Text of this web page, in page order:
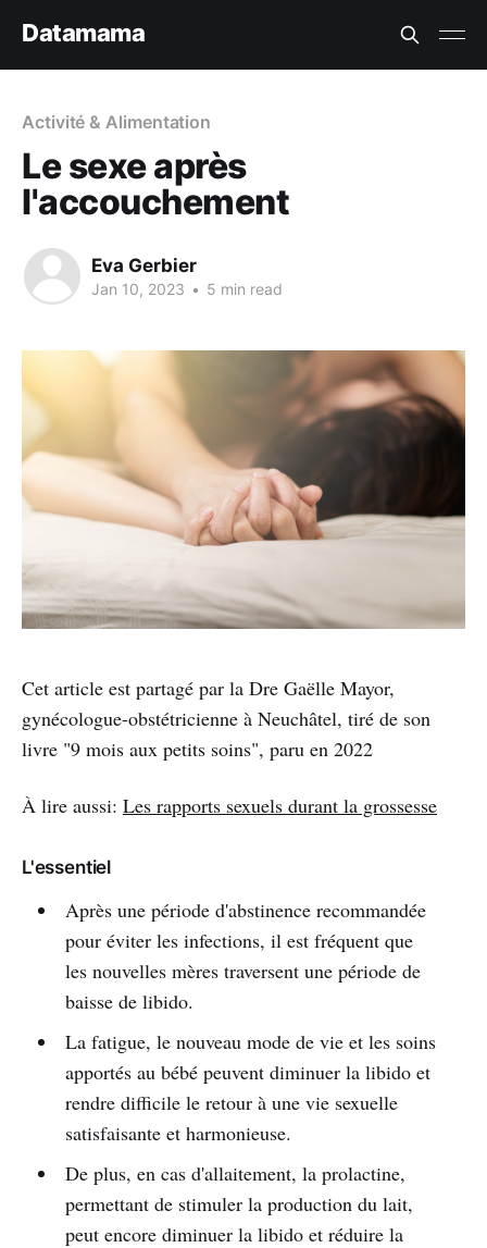
Datamama
Activité & Alimentation
Le sexe après
l'accouchement
Eva Gerbier
Jan 10, 2023 • 5 min read
Cet article est partagé par la Dre Gaëlle Mayor,
gynécologue-obstétricienne à Neuchâtel, tiré de son
livre "9 mois aux petits soins", paru en 2022
À lire aussi: Les rapports sexuels durant la grossesse
L'essentiel
Après une période d'abstinence recommandée
pour éviter les infections, il est fréquent que
les nouvelles mères traversent une période de
baisse de libido.
La fatigue, le nouveau mode de vie et les soins
apportés au bébé peuvent diminuer la libido et
rendre difficile le retour à une vie sexuelle
satisfaisante et harmonieuse.
De plus, en cas d'allaitement, la prolactine,
permettant de stimuler la production du lait,
peut encore diminuer la libido et réduire la